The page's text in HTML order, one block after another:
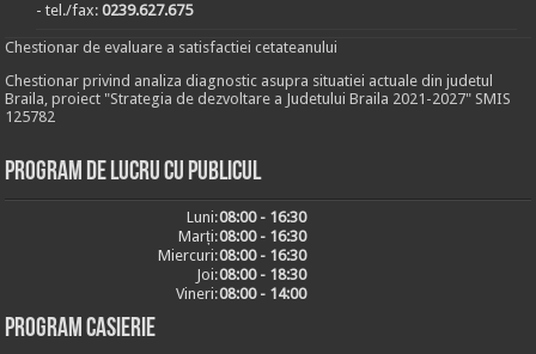
- tel./fax:0239.627.675
Chestionar de evaluare a satisfactiei cetateanului
Chestionar privind analiza diagnostic asupra situatiei actuale din judetul
Braila, proiect "Strategia de dezvoltare a Judetului Braila 2021-2027" SMIS
125782
Program de lucru cu publicul
Luni:08:00 - 16:30
Marți:08:00 - 16:30
Miercuri:08:00 - 16:30
Joi:08:00 - 18:30
Vineri:08:00 - 14:00
Program casierie